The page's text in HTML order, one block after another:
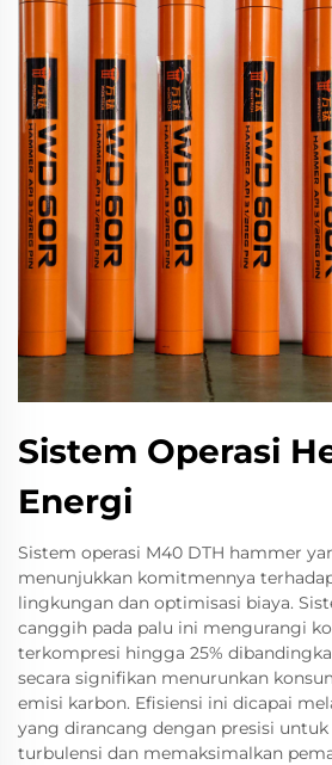
Sistem Operasi
Energi
Sistem operasi M40 DTH hammer
menunjukkan komitmennya
lingkungan dan optimisasi biaya.
canggih pada palu ini mengurangi
terkompresi hingga 25%
secara signifikan menurunkan
emisi karbon. Efisiensi ini dicapai
yang dirancang dengan presisi
turbulensi dan memaksimalkan